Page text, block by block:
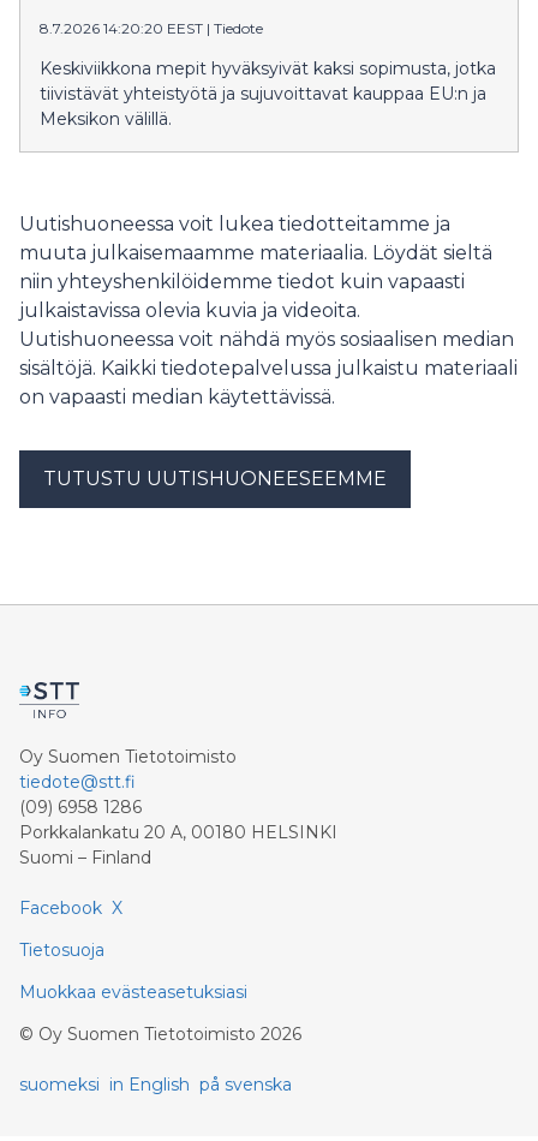
8.7.2026 14:20:20 EEST | Tiedote
Keskiviikkona mepit hyväksyivät kaksi sopimusta, jotka
tiivistävät yhteistyötä ja sujuvoittavat kauppaa EU:n ja
Meksikon välillä.
Uutishuoneessa voit lukea tiedotteitamme ja
muuta julkaisemaamme materiaalia. Löydät sieltä
niin yhteyshenkilöidemme tiedot kuin vapaasti
julkaistavissa olevia kuvia ja videoita.
Uutishuoneessa voit nähdä myös sosiaalisen median
sisältöjä. Kaikki tiedotepalvelussa julkaistu materiaali
on vapaasti median käytettävissä.
TUTUSTU UUTISHUONEESEEMME
Oy Suomen Tietotoimisto
tiedote@stt.fi
(09) 6958 1286
Porkkalankatu 20 A, 00180 HELSINKI
Suomi – Finland
Facebook X
Tietosuoja
Muokkaa evästeasetuksiasi
© Oy Suomen Tietotoimisto 2026
suomeksi in English på svenska